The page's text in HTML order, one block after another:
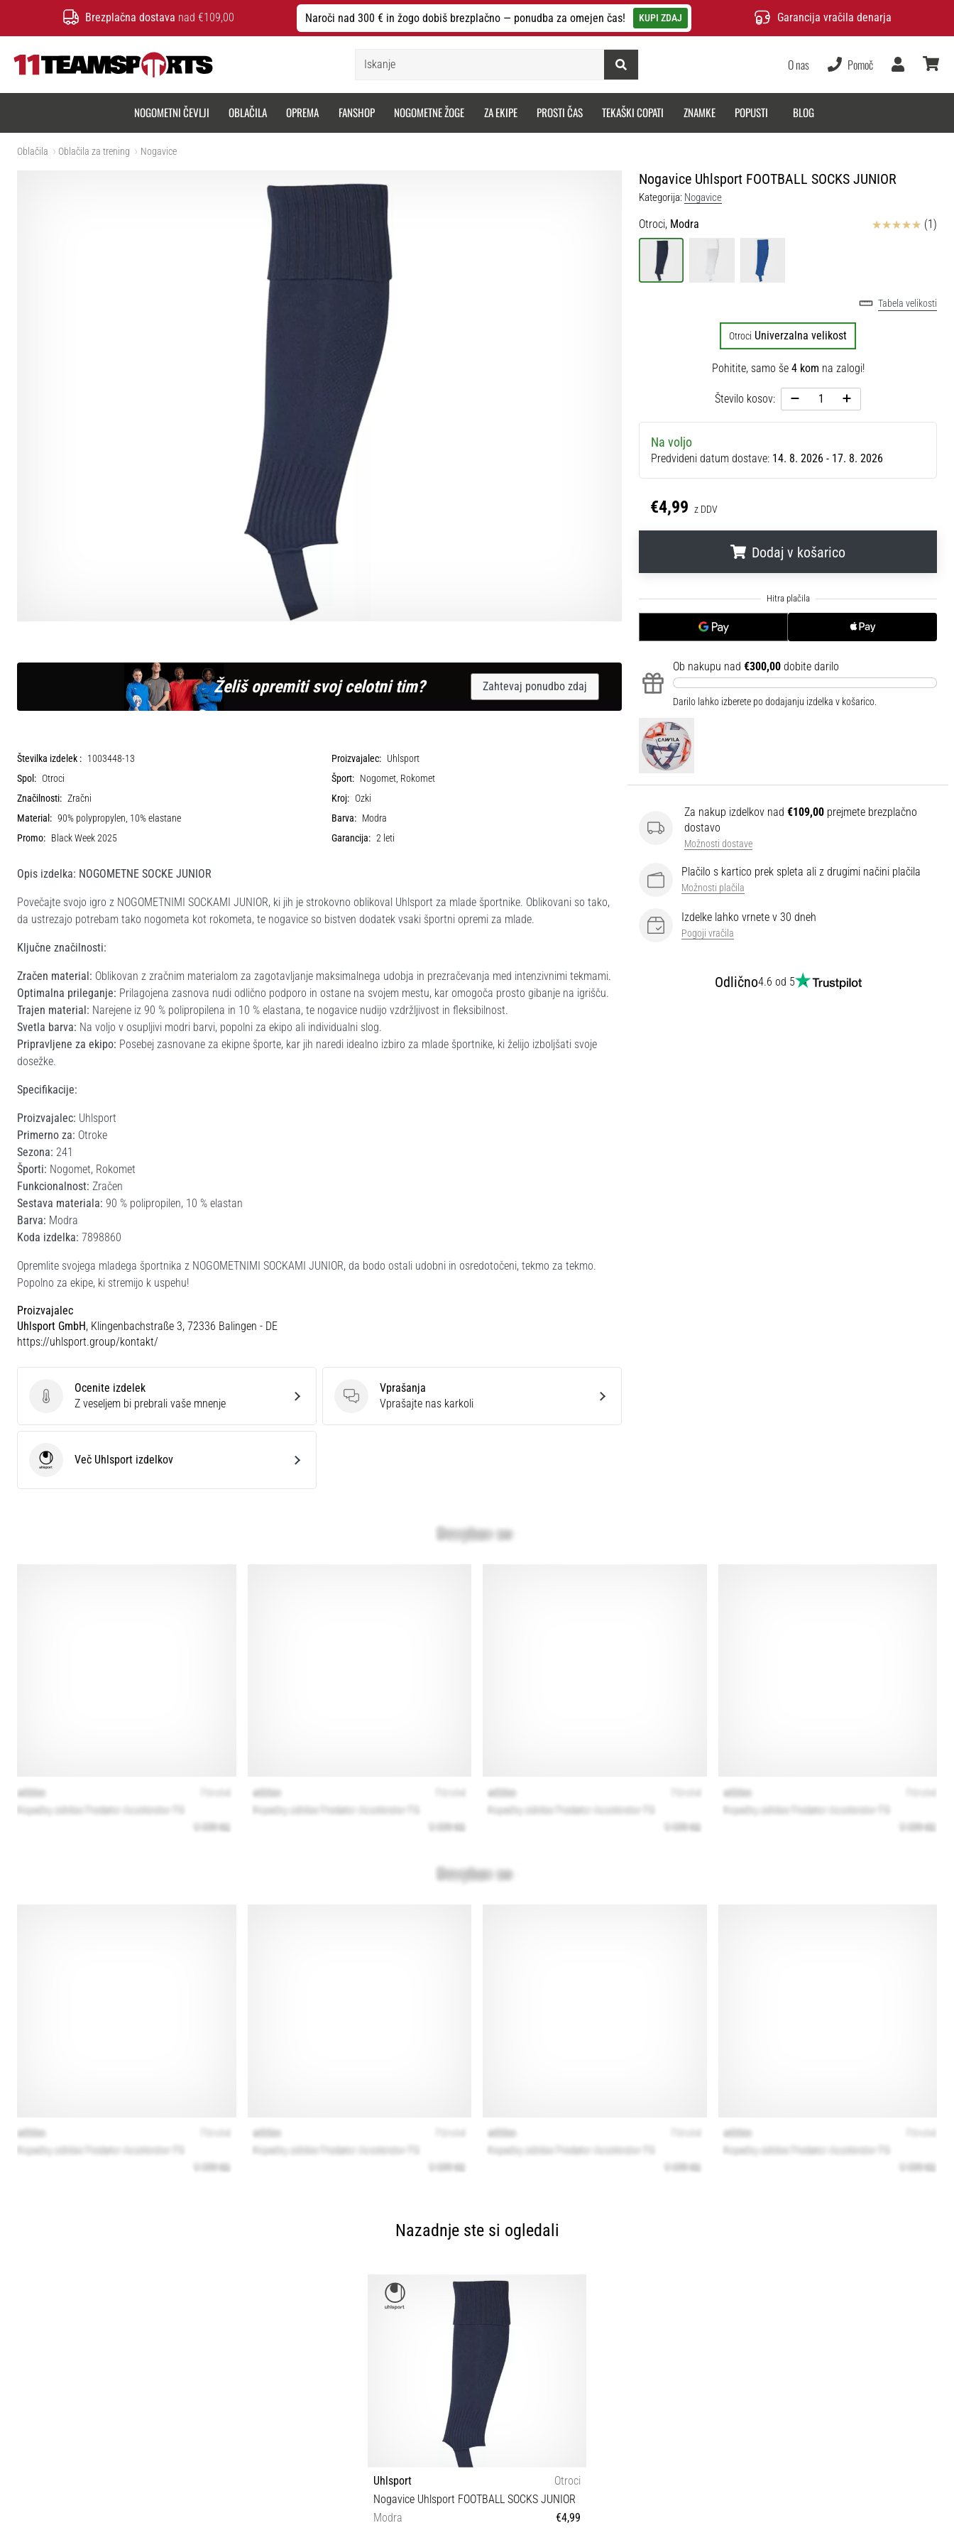
Brezplačna dostava nad €109,00 Naroči nad 300 € in žogo dobiš brezplačno — ponudba za omejen čas! KUPI ZDAJ Garancija vračila denarja
Iskanje
O nas Pomoč
Uporabnik
NOGOMETNI ČEVLJI OBLAČILA OPREMA FANSHOP NOGOMETNE ŽOGE ZA EKIPE PROSTI ČAS TEKAŠKI COPATI ZNAMKE POPUSTI BLOG
Oblačila Oblačila za trening Nogavice
Nogavice Uhlsport FOOTBALL SOCKS JUNIOR
Kategorija: Nogavice
Otroci, Modra Ocena izdelka(1)
Tabela velikosti
Otroci Univerzalna velikost
Pohitite, samo še 4 kom na zalogi!
Število kosov:
Na voljo
Predvideni datum dostave: 14. 8. 2026 - 17. 8. 2026
€4,99 z DDV
Dodaj v košarico
Ob nakupu nad €300,00 dobite darilo
Darilo lahko izberete po dodajanju izdelka v košarico.
Za nakup izdelkov nad €109,00 prejmete brezplačno
dostavo
Možnosti dostave
Plačilo s kartico prek spleta ali z drugimi načini plačila
Možnosti plačila
Izdelke lahko vrnete v 30 dneh
Pogoji vračila
Odlično4.6 od 5
Želiš opremiti svoj celotni tim? Zahtevaj ponudbo zdaj
Številka izdelek : 1003448-13 Proizvajalec: Uhlsport
Spol: Otroci Šport: Nogomet, Rokomet
Značilnosti: Zračni Kroj: Ozki
Material: 90% polypropylen, 10% elastane Barva: Modra
Promo: Black Week 2025 Garancija: 2 leti
Opis izdelka: NOGOMETNE SOCKE JUNIOR
Povečajte svojo igro z NOGOMETNIMI SOCKAMI JUNIOR, ki jih je strokovno oblikoval Uhlsport za mlade športnike. Oblikovani so tako,
da ustrezajo potrebam tako nogometa kot rokometa, te nogavice so bistven dodatek vsaki športni opremi za mlade.
Ključne značilnosti:
Zračen material: Oblikovan z zračnim materialom za zagotavljanje maksimalnega udobja in prezračevanja med intenzivnimi tekmami.
Optimalna prileganje: Prilagojena zasnova nudi odlično podporo in ostane na svojem mestu, kar omogoča prosto gibanje na igrišču.
Trajen material: Narejene iz 90 % polipropilena in 10 % elastana, te nogavice nudijo vzdržljivost in fleksibilnost.
Svetla barva: Na voljo v osupljivi modri barvi, popolni za ekipo ali individualni slog.
Pripravljene za ekipo: Posebej zasnovane za ekipne športe, kar jih naredi idealno izbiro za mlade športnike, ki želijo izboljšati svoje
dosežke.
Specifikacije:
Proizvajalec: Uhlsport
Primerno za: Otroke
Sezona: 241
Športi: Nogomet, Rokomet
Funkcionalnost: Zračen
Sestava materiala: 90 % polipropilen, 10 % elastan
Barva: Modra
Koda izdelka: 7898860
Opremlite svojega mladega športnika z NOGOMETNIMI SOCKAMI JUNIOR, da bodo ostali udobni in osredotočeni, tekmo za tekmo.
Popolno za ekipe, ki stremijo k uspehu!
Proizvajalec
Uhlsport GmbH, Klingenbachstraße 3, 72336 Balingen - DE
https://uhlsport.group/kontakt/
Ocenite izdelek
Ocenite izdelek
Z veseljem bi prebrali vaše mnenje
Vprašanja
Vprašanja
Vprašajte nas karkoli
UhlsportVeč Uhlsport izdelkov
Nazadnje ste si ogledali
Uhlsport
Otroci
Nogavice Uhlsport FOOTBALL SOCKS JUNIOR
Modra
€4,99